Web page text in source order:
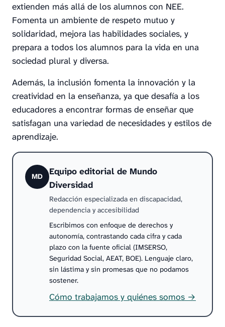
extienden más allá de los alumnos con NEE.
Fomenta un ambiente de respeto mutuo y
solidaridad, mejora las habilidades sociales, y
prepara a todos los alumnos para la vida en una
sociedad plural y diversa.
Además, la inclusión fomenta la innovación y la
creatividad en la enseñanza, ya que desafía a los
educadores a encontrar formas de enseñar que
satisfagan una variedad de necesidades y estilos de
aprendizaje.
MD
Equipo editorial de Mundo
Diversidad
Redacción especializada en discapacidad,
dependencia y accesibilidad
Escribimos con enfoque de derechos y
autonomía, contrastando cada cifra y cada
plazo con la fuente oficial (IMSERSO,
Seguridad Social, AEAT, BOE). Lenguaje claro,
sin lástima y sin promesas que no podamos
sostener.
Cómo trabajamos y quiénes somos →